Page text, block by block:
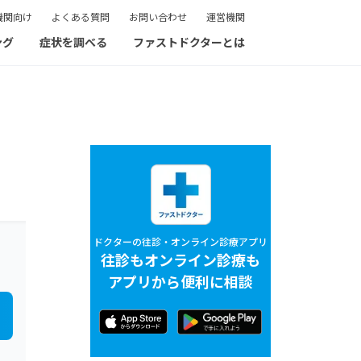
関向け よくある質問 お問い合わせ 運営機関
症状を調べる ファストドクターとは
ドクターの往診・オンライン診療アプリ
往診もオンライン診療も
アプリから便利に相談